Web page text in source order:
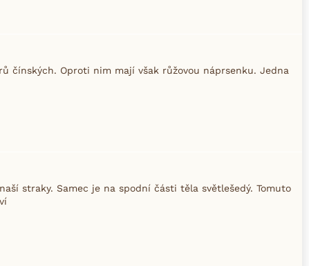
čínských. Oproti nim mají však růžovou náprsenku. Jedna
straky. Samec je na spodní části těla světlešedý. Tomuto